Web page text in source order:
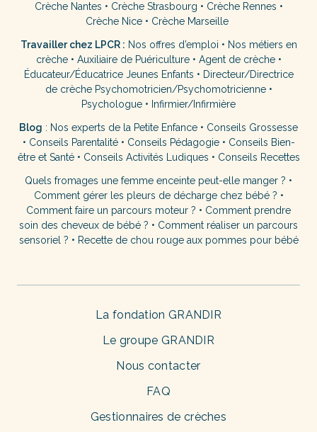
Crèche Nantes • Crèche Strasbourg • Crèche Rennes •
Crèche Nice • Crèche Marseille
Travailler chez LPCR : Nos offres d’emploi • Nos métiers en
crèche• Auxiliaire de Puériculture• Agent de crèche•
Éducateur/Éducatrice Jeunes Enfants • Directeur/Directrice
de crèche Psychomotricien/Psychomotricienne•
Psychologue • Infirmier/Infirmière
Blog : Nos experts de la Petite Enfance • Conseils Grossesse
• Conseils Parentalité• Conseils Pédagogie• Conseils Bien-
être et Santé• Conseils Activités Ludiques • Conseils Recettes
Quels fromages une femme enceinte peut-elle manger ? •
Comment gérer les pleurs de décharge chez bébé ? •
Comment faire un parcours moteur ? • Comment prendre
soin des cheveux de bébé ? • Comment réaliser un parcours
sensoriel ? • Recette de chou rouge aux pommes pour bébé
La fondation GRANDIR
Le groupe GRANDIR
Nous contacter
FAQ
Gestionnaires de crèches